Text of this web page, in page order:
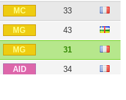
MC 33
MG 43
MG 31
AID 34